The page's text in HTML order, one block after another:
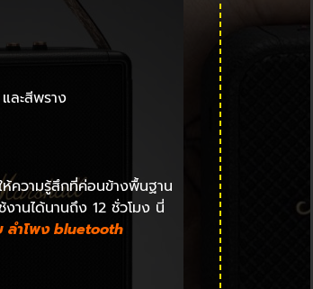
ละสีพราง
ห้ความรู้สึกที่ค่อนข้างพื้นฐาน
านได้นานถึง 12 ชั่วโมง นี่
ลําโพง bluetooth